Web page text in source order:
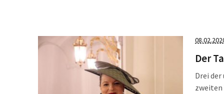
Der
Drei
zweiten